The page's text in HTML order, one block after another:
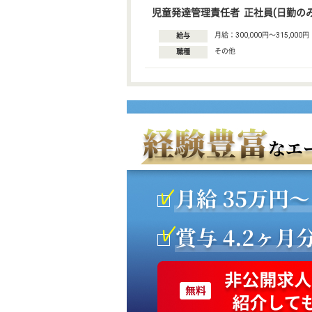
児童発達管理責任者 正社員(日勤の
給与 月給：300,000円〜315,000円
職種 その他